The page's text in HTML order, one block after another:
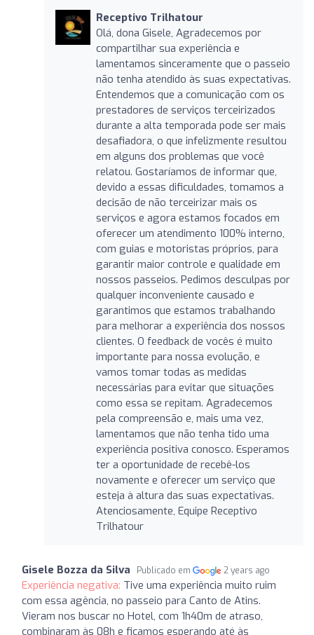
Receptivo Trilhatour
Olá, dona Gisele, Agradecemos por
compartilhar sua experiência e
lamentamos sinceramente que o passeio
não tenha atendido às suas expectativas.
Entendemos que a comunicação com os
prestadores de serviços terceirizados
durante a alta temporada pode ser mais
desafiadora, o que infelizmente resultou
em alguns dos problemas que você
relatou. Gostaríamos de informar que,
devido a essas dificuldades, tomamos a
decisão de não terceirizar mais os
serviços e agora estamos focados em
oferecer um atendimento 100% interno,
com guias e motoristas próprios, para
garantir maior controle e qualidade em
nossos passeios. Pedimos desculpas por
qualquer inconveniente causado e
garantimos que estamos trabalhando
para melhorar a experiência dos nossos
clientes. O feedback de vocês é muito
importante para nossa evolução, e
vamos tomar todas as medidas
necessárias para evitar que situações
como essa se repitam. Agradecemos
pela compreensão e, mais uma vez,
lamentamos que não tenha tido uma
experiência positiva conosco. Esperamos
ter a oportunidade de recebê-los
novamente e oferecer um serviço que
esteja à altura das suas expectativas.
Atenciosamente, Equipe Receptivo
Trilhatour
Gisele Bozza da Silva Publicado em 2 years ago
Experiência negativa: Tive uma experiência muito ruim
com essa agência, no passeio para Canto de Atins.
Vieram nos buscar no Hotel, com 1h40m de atraso,
combinaram às 08h e ficamos esperando até às